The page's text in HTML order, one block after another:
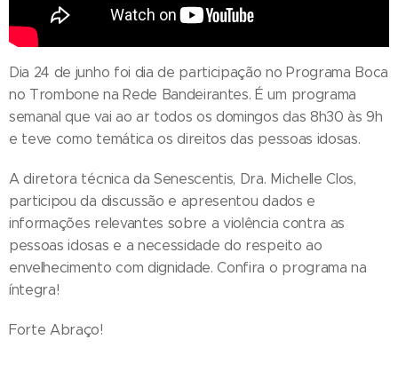
Dia 24 de junho foi dia de participação no Programa Boca
no Trombone na Rede Bandeirantes. É um programa
semanal que vai ao ar todos os domingos das 8h30 às 9h
e teve como temática os direitos das pessoas idosas.
A diretora técnica da Senescentis, Dra. Michelle Clos,
participou da discussão e apresentou dados e
informações relevantes sobre a violência contra as
pessoas idosas e a necessidade do respeito ao
envelhecimento com dignidade. Confira o programa na
íntegra!
Forte Abraço!